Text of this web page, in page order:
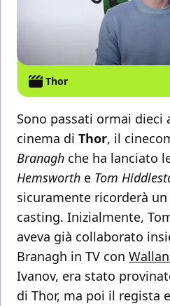
Thor
Sono passati ormai dieci
cinema di Thor, il
Branagh che ha lanciato
Hemsworth e Tom
sicuramente ricorderà
casting. Inizialmente,
aveva già collaborato
Branagh in TV con
Ivanov, era stato
di Thor, ma poi il regista